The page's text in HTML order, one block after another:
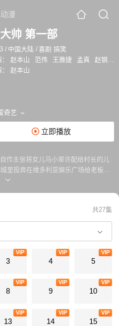
动漫
帅 第一部
/ 中国大陆 /喜剧 搞笑
赵本山 范伟 王雅捷 孟真 赵钢
赵本山
奇艺
立即播放
作主张将女儿马小翠许配给村长的儿
里投奔在维多利亚娱乐广场给老板当
小翠找工作。马大帅准备进城找马小
。马大帅无奈，装瞎子卖艺被罚，误
消息后与进城找他的玉芬把马大帅接
劝其回村遭拒，马大帅只好留城打工
，马大帅为给玉芬交住院费而去做拳
身而出为内弟挡债，马大帅给七旬老
大帅智救女儿。
共27集
3
VIP
4
VIP
5
VIP
8
VIP
9
VIP
10
VIP
13
VIP
14
VIP
15
VIP